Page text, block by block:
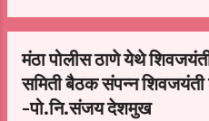
करण्यात आली.
जात मुचलक्यावर
हिंदुस्थानी भाऊचे
दिली.
मंठा पोलीस ठाणे येथे शिवजयंती
समिती बैठक संपन्न
-पो.नि.संजय देशमुख